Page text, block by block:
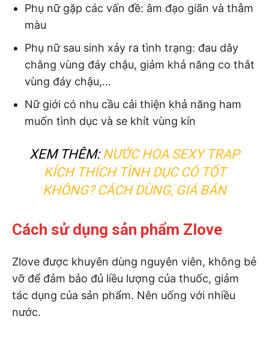
Phụ nữ gặp các vấn đề: âm đạo giãn và thẫm
màu
Phụ nữ sau sinh xảy ra tình trạng: đau dây
chằng vùng đáy chậu, giảm khả năng co thắt
vùng đáy chậu,…
Nữ giới có nhu cầu cải thiện khả năng ham
muốn tình dục và se khít vùng kín
XEM THÊM: NƯỚC HOA SEXY TRAP
KÍCH THÍCH TÌNH DỤC CÓ TỐT
KHÔNG? CÁCH DÙNG, GIÁ BÁN
Cách sử dụng sản phẩm Zlove
Zlove được khuyên dùng nguyên viên, không bẻ
vỡ để đảm bảo đủ liều lượng của thuốc, giảm
tác dụng của sản phẩm. Nên uống với nhiều
nước.